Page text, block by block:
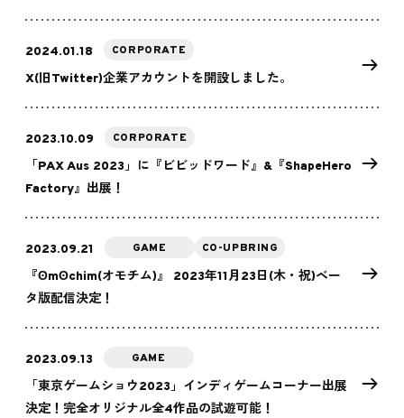
2024.01.18 CORPORATE
X(旧Twitter)企業アカウントを開設しました。
2023.10.09 CORPORATE
「PAX Aus 2023」に『ビビッドワード』&『ShapeHero
Factory』出展！
2023.09.21 GAME CO-UPBRING
『ʘmʘchim(オモチム)』 2023年11月23日(木・祝)ベー
タ版配信決定！
2023.09.13 GAME
「東京ゲームショウ2023」インディゲームコーナー出展
決定！完全オリジナル全4作品の試遊可能！